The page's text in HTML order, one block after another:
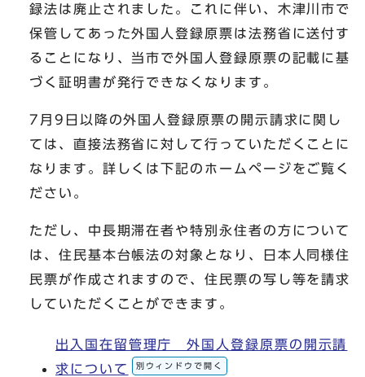
録法は廃止されました。これに伴い、木津川市で
保管してあった外国人登録原票は法務省に送付す
ることになり、当市で外国人登録原票の記載に基
づく証明書が発行できなくなります。
7月9日以降の外国人登録原票の開示請求に関し
ては、直接法務省に対して行っていただくことに
なります。詳しくは下記のホームページをご覧く
ださい。
ただし、中長期滞在者や特別永住者の方について
は、住民基本台帳法の対象となり、日本人同様住
民票が作成されますので、住民票の写し等を請求
していただくことができます。
出入国在留管理庁 外国人登録原票の開示請
求について
別ウィンドウで開く